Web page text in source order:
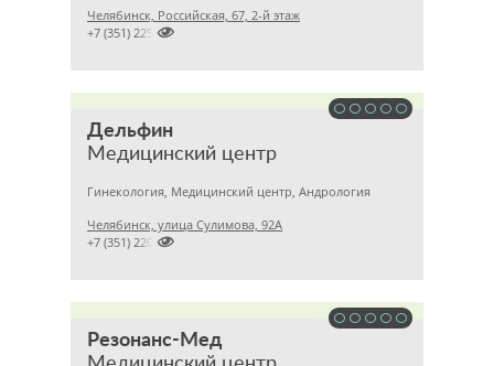
Челябинск, Российская, 67, 2-й этаж

+7 (351) 2256145
Дельфин
Медицинский центр
Гинекология, Медицинский центр, Андрология
Челябинск, улица Сулимова, 92А

+7 (351) 2201843
Резонанс-Мед